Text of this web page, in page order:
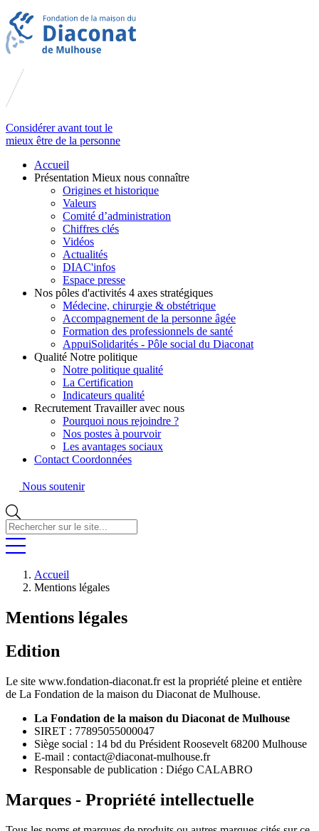
Considérer avant tout le
mieux être de la personne
Accueil
Présentation Mieux nous connaître
Origines et historique
Valeurs
Comité d’administration
Chiffres clés
Vidéos
Actualités
DIAC'infos
Espace presse
Nos pôles d'activités 4 axes stratégiques
Médecine, chirurgie & obstétrique
Accompagnement de la personne âgée
Formation des professionnels de santé
AppuiSolidarités - Pôle social du Diaconat
Qualité Notre politique
Notre politique qualité
La Certification
Indicateurs qualité
Recrutement Travailler avec nous
Pourquoi nous rejoindre ?
Nos postes à pourvoir
Les avantages sociaux
Contact Coordonnées
Nous soutenir
Rechercher
sur
le
Accueil
Mentions légales
Mentions légales
Edition
Le site www.fondation-diaconat.fr est la propriété pleine et entière
de La Fondation de la maison du Diaconat de Mulhouse.
La Fondation de la maison du Diaconat de Mulhouse
SIRET : 77895055000047
Siège social : 14 bd du Président Roosevelt 68200 Mulhouse
E-mail : contact@diaconat-mulhouse.fr
Responsable de publication : Diégo CALABRO
Marques - Propriété intellectuelle